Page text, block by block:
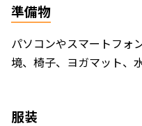
準備物
パソコンやスマートフォ
境、椅子、ヨガマット、
服装